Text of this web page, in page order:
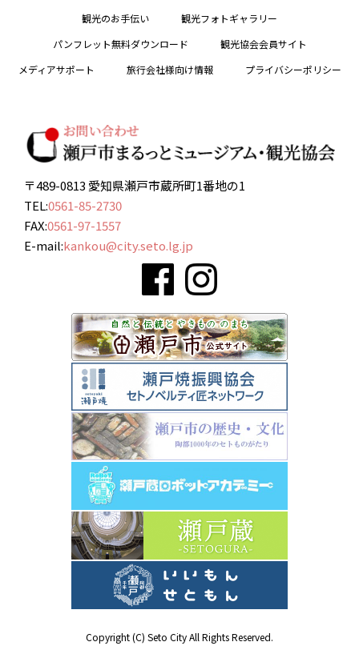
観光のお手伝い
観光フォトギャラリー
パンフレット無料ダウンロード
観光協会会員サイト
メディアサポート
旅行会社様向け情報 プライバシーポリシー
〒489-0813 愛知県瀬戸市蔵所町1番地の1
TEL:0561-85-2730
FAX:0561-97-1557
E-mail:kankou@city.seto.lg.jp
Copyright (C) Seto City All Rights Reserved.